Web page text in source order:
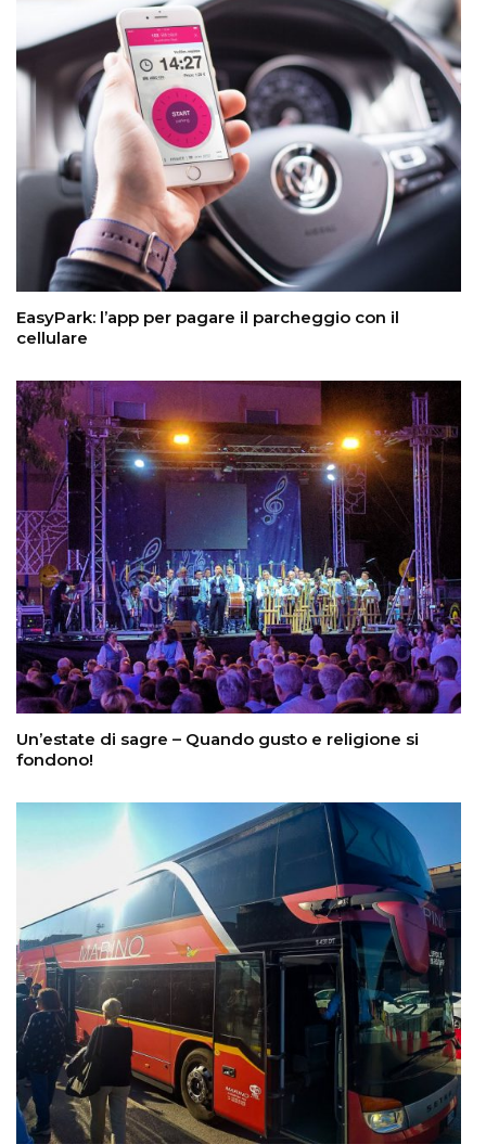
EasyPark: l’app per pagare il parcheggio con il
cellulare
Un’estate di sagre – Quando gusto e religione si
fondono!